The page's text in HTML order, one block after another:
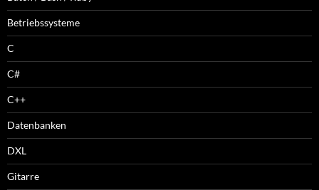
Betriebssysteme
C
C#
C++
Datenbanken
DXL
Gitarre